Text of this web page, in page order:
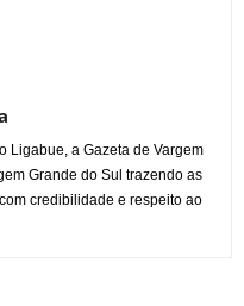
Ligabue, a Gazeta de Vargem
Grande do Sul trazendo as
credibilidade e respeito ao